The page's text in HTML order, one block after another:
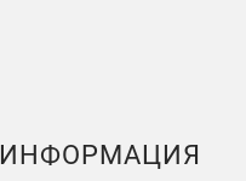
ИНФОРМАЦИЯ